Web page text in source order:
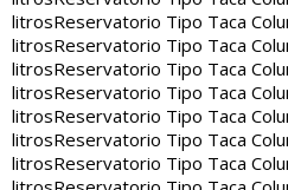
litrosReservatorio Tipo Taca
litrosReservatorio Tipo Taca
litrosReservatorio Tipo Taca
litrosReservatorio Tipo Taca
litrosReservatorio Tipo Taca
litrosReservatorio Tipo Taca
litrosReservatorio Tipo Taca